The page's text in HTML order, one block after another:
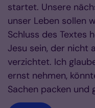
startet. Unsere
unser Leben sollen
Schluss des Textes
Jesu sein, der nicht
verzichtet. Ich
ernst nehmen,
Sachen packen und